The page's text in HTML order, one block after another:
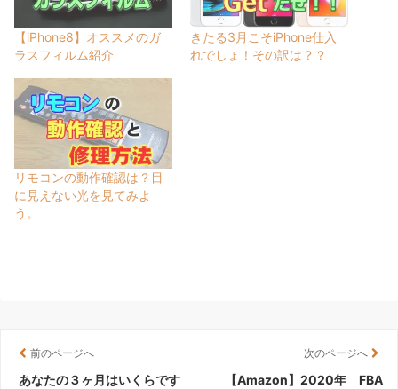
【iPhone8】オススメのガ
ラスフィルム紹介
きたる3月こそiPhone仕入
れでしょ！その訳は？？
リモコンの動作確認は？目
に見えない光を見てみよ
う。
前のページへ
あなたの３ヶ月はいくらです
次のページへ
【Amazon】2020年 FBA